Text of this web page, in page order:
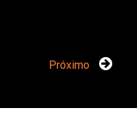
Próximo